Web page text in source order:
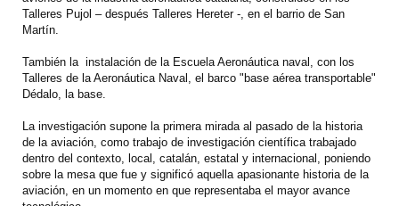
Talleres Pujol – después Talleres Hereter -, en el barrio de San
Martín.
También la instalación de la Escuela Aeronáutica naval, con los
Talleres de la Aeronáutica Naval, el barco "base aérea transportable"
Dédalo, la base.
La investigación supone la primera mirada al pasado de la historia
de la aviación, como trabajo de investigación científica trabajado
dentro del contexto, local, catalán, estatal y internacional, poniendo
sobre la mesa que fue y significó aquella apasionante historia de la
aviación, en un momento en que representaba el mayor avance